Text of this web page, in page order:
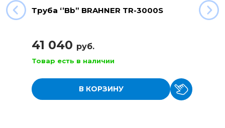
Труба ‘’Bb” BRAHNER TR-3000S
41 040 руб.
Товар есть в наличии
В КОРЗИНУ